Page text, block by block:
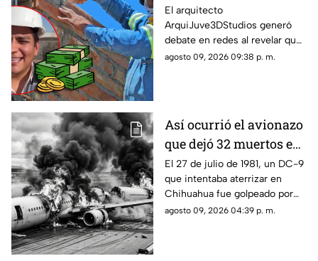
ArquiJuve revela
cuánto paga por
semana a sus
trabajadores
El arquitecto
ArquiJuve3DStudios generó
debate en redes al revelar que
sus albañiles reciben alrededor
agosto 09, 2026 09:38 p. m.
Así ocurrió el avionazo
que dejó 32 muertos en
Chihuahua:
recordando la tragedia
del vuelo 230
El 27 de julio de 1981, un DC-9
que intentaba aterrizar en
Chihuahua fue golpeado por
una fuerte tormenta, salió de la
agosto 09, 2026 04:39 p. m.